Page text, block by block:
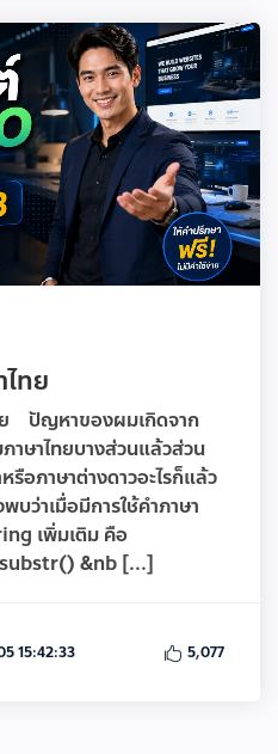
ทย
ย ปัญหาของผมเกิดจาก
าษาไทยบางส่วนแล้วส่วน
อภาษาต่างดาวอะไรก็แล้ว
ว่าเมื่อมีการใช้คำภาษา
เพิ่มเติม คือ
&nb [...]
15:42:33 5,077